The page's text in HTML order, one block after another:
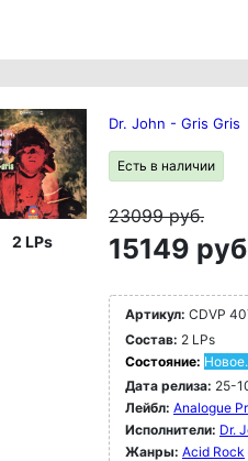
2 LPs
Dr. John - Gris Gris
Есть в наличии
23099руб.
15149
Артикул: CDVP
Состав: 2 LPs
Состояние:
Дата релиза: 25-
Лейбл: Analogue
Исполнители: Dr.
Жанры: Acid Rock